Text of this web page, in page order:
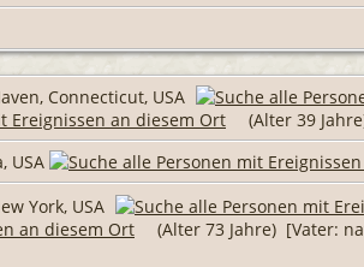
Connecticut, USA
(Alter 39
USA
York, USA
(Alter 73 Jahre) [Vater: